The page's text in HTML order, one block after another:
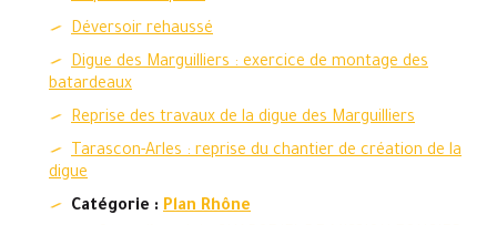
Déversoir rehaussé
Digue des Marguilliers : exercice de montage des
batardeaux
Reprise des travaux de la digue des Marguilliers
Tarascon-Arles : reprise du chantier de création de la
digue
Catégorie : Plan Rhône